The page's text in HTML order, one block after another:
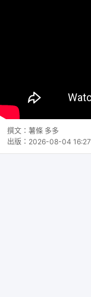
撰文： 薯條 多多
出版： 2026-08-04 16:27